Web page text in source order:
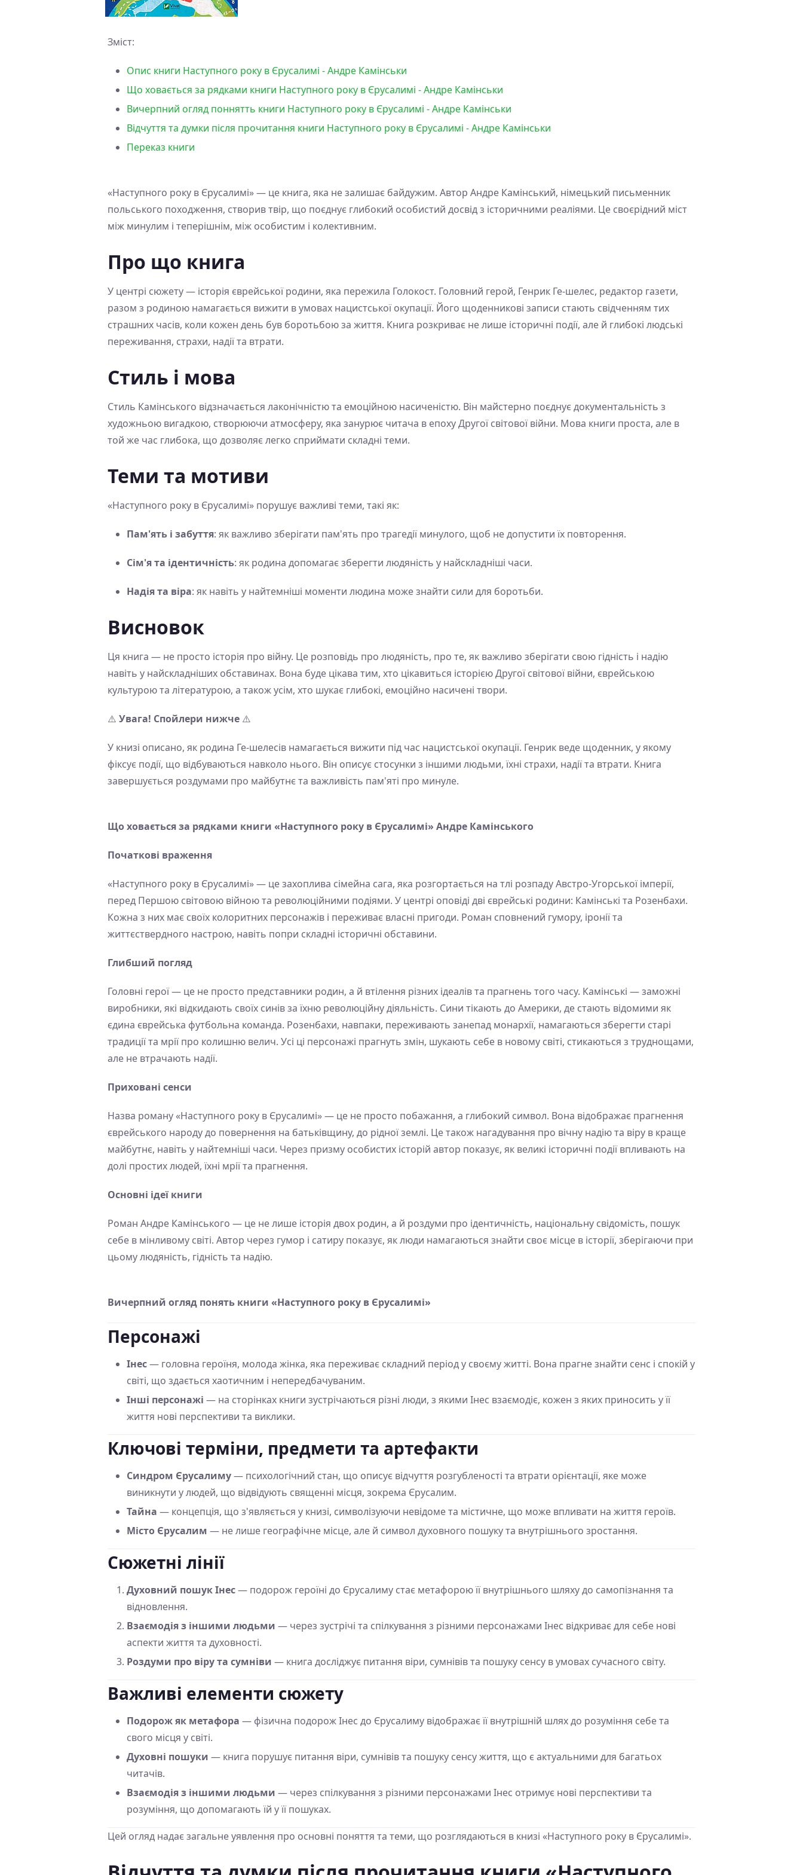
Зміст:
Опис книги Наступного року в Єрусалимі - Андре Камінськи
Що ховається за рядками книги Наступного року в Єрусалимі - Андре Камінськи
Вичерпний огляд поннятть книги Наступного року в Єрусалимі - Андре Камінськи
Відчуття та думки після прочитання книги Наступного року в Єрусалимі - Андре Камінськи
Переказ книги
«Наступного року в Єрусалимі» — це книга, яка не залишає байдужим. Автор Андре Камінський, німецький письменник
польського походження, створив твір, що поєднує глибокий особистий досвід з історичними реаліями. Це своєрідний міст
між минулим і теперішнім, між особистим і колективним.
Про що книга
У центрі сюжету — історія єврейської родини, яка пережила Голокост. Головний герой, Генрик Ге-шелес, редактор газети,
разом з родиною намагається вижити в умовах нацистської окупації. Його щоденникові записи стають свідченням тих
страшних часів, коли кожен день був боротьбою за життя. Книга розкриває не лише історичні події, але й глибокі людські
переживання, страхи, надії та втрати.
Стиль і мова
Стиль Камінського відзначається лаконічністю та емоційною насиченістю. Він майстерно поєднує документальність з
художньою вигадкою, створюючи атмосферу, яка занурює читача в епоху Другої світової війни. Мова книги проста, але в
той же час глибока, що дозволяє легко сприймати складні теми.
Теми та мотиви
«Наступного року в Єрусалимі» порушує важливі теми, такі як:
Пам'ять і забуття: як важливо зберігати пам'ять про трагедії минулого, щоб не допустити їх повторення.
Сім'я та ідентичність: як родина допомагає зберегти людяність у найскладніші часи.
Надія та віра: як навіть у найтемніші моменти людина може знайти сили для боротьби.
Висновок
Ця книга — не просто історія про війну. Це розповідь про людяність, про те, як важливо зберігати свою гідність і надію
навіть у найскладніших обставинах. Вона буде цікава тим, хто цікавиться історією Другої світової війни, єврейською
культурою та літературою, а також усім, хто шукає глибокі, емоційно насичені твори.
⚠️ Увага! Спойлери нижче ⚠️
У книзі описано, як родина Ге-шелесів намагається вижити під час нацистської окупації. Генрик веде щоденник, у якому
фіксує події, що відбуваються навколо нього. Він описує стосунки з іншими людьми, їхні страхи, надії та втрати. Книга
завершується роздумами про майбутнє та важливість пам'яті про минуле.
Що ховається за рядками книги «Наступного року в Єрусалимі» Андре Камінського
Початкові враження
«Наступного року в Єрусалимі» — це захоплива сімейна сага, яка розгортається на тлі розпаду Австро-Угорської імперії,
перед Першою світовою війною та революційними подіями. У центрі оповіді дві єврейські родини: Камінські та Розенбахи.
Кожна з них має своїх колоритних персонажів і переживає власні пригоди. Роман сповнений гумору, іронії та
життєствердного настрою, навіть попри складні історичні обставини.
Глибший погляд
Головні герої — це не просто представники родин, а й втілення різних ідеалів та прагнень того часу. Камінські — заможні
виробники, які відкидають своїх синів за їхню революційну діяльність. Сини тікають до Америки, де стають відомими як
єдина єврейська футбольна команда. Розенбахи, навпаки, переживають занепад монархії, намагаються зберегти старі
традиції та мрії про колишню велич. Усі ці персонажі прагнуть змін, шукають себе в новому світі, стикаються з труднощами,
але не втрачають надії.
Приховані сенси
Назва роману «Наступного року в Єрусалимі» — це не просто побажання, а глибокий символ. Вона відображає прагнення
єврейського народу до повернення на батьківщину, до рідної землі. Це також нагадування про вічну надію та віру в краще
майбутнє, навіть у найтемніші часи. Через призму особистих історій автор показує, як великі історичні події впливають на
долі простих людей, їхні мрії та прагнення.
Основні ідеї книги
Роман Андре Камінського — це не лише історія двох родин, а й роздуми про ідентичність, національну свідомість, пошук
себе в мінливому світі. Автор через гумор і сатиру показує, як люди намагаються знайти своє місце в історії, зберігаючи при
цьому людяність, гідність та надію.
Вичерпний огляд понять книги «Наступного року в Єрусалимі»
Персонажі
Інес— головна героїня, молода жінка, яка переживає складний період у своєму житті. Вона прагне знайти сенс і спокій у
світі, що здається хаотичним і непередбачуваним.
Інші персонажі — на сторінках книги зустрічаються різні люди, з якими Інес взаємодіє, кожен з яких приносить у її
життя нові перспективи та виклики.
Ключові терміни, предмети та артефакти
Синдром Єрусалиму— психологічний стан, що описує відчуття розгубленості та втрати орієнтації, яке може
виникнути у людей, що відвідують священні місця, зокрема Єрусалим.
Тайна — концепція, що з'являється у книзі, символізуючи невідоме та містичне, що може впливати на життя героїв.
Місто Єрусалим — не лише географічне місце, але й символ духовного пошуку та внутрішнього зростання.
Сюжетні лінії
Духовний пошук Інес— подорож героїні до Єрусалиму стає метафорою її внутрішнього шляху до самопізнання та
відновлення.
Взаємодія з іншими людьми — через зустрічі та спілкування з різними персонажами Інес відкриває для себе нові
аспекти життя та духовності.
Роздуми про віру та сумніви — книга досліджує питання віри, сумнівів та пошуку сенсу в умовах сучасного світу.
Важливі елементи сюжету
Подорож як метафора — фізична подорож Інес до Єрусалиму відображає її внутрішній шлях до розуміння себе та
свого місця у світі.
Духовні пошуки — книга порушує питання віри, сумнівів та пошуку сенсу життя, що є актуальними для багатьох
читачів.
Взаємодія з іншими людьми — через спілкування з різними персонажами Інес отримує нові перспективи та
розуміння, що допомагають їй у її пошуках.
Цей огляд надає загальне уявлення про основні поняття та теми, що розглядаються в книзі «Наступного року в Єрусалимі».